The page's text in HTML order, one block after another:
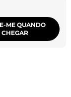
ME QUANDO
CHEGAR